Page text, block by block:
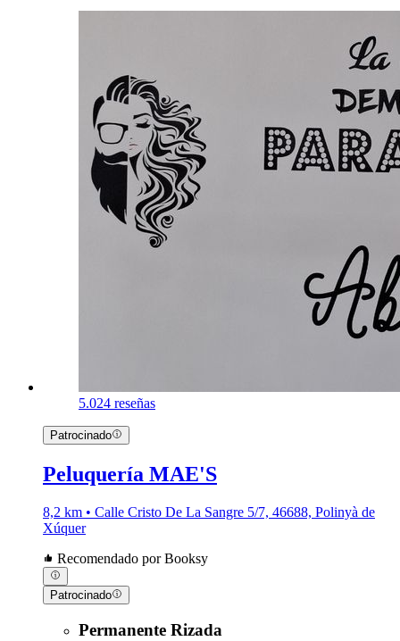
5.024 reseñas
Patrocinado
Peluquería MAE'S
8,2 km • Calle Cristo De La Sangre 5/7, 46688, Polinyà de
Xúquer
Recomendado por Booksy
Patrocinado
Permanente Rizada